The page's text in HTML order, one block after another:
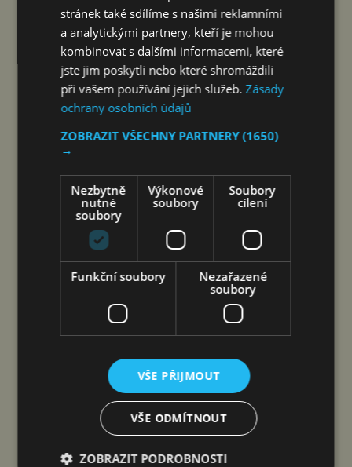
8. 8. 2026
Šen-čen (Čína) 8. srpna 2026
(PROTEXT/PRNewswire) – Společnost DJI
a Isabelle, ikona oceněná na festivalu v Cannes,
spojují hlasy dvou žen napříč staletími – film byl
natočen výhradně na kameru Osmo Pocket 4P
Společnost DJI, vedoucí světový podnik v oblasti
COOLITA ZAHAJUJE PRVNÍ
INDONÉSKOU INICIATIVU FAST
MEDIA ALLIANCE VE SPOLUPRÁCI
stránek také sdílíme s našimi reklamními
a analytickými partnery, kteří je mohou
kombinovat s dalšími informacemi, které
jste jim poskytli nebo které shromáždili
při vašem používání jejich služeb.Zásady
ochrany osobních údajů
ZOBRAZIT VŠECHNY PARTNERY(1650)
→
Nezbytně
nutné
soubory
Výkonové
soubory
Soubory
cílení
Funkční soubory
Nezařazené
soubory
VŠE PŘIJMOUT
VŠE ODMÍTNOUT
ZOBRAZIT PODROBNOSTI